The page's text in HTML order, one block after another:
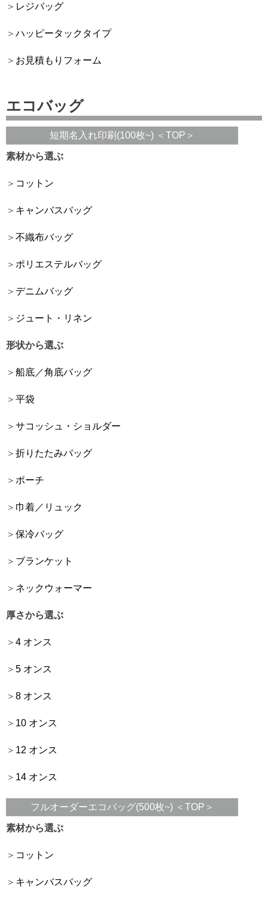
レジバッグ
ハッピータックタイプ
お見積もりフォーム
エコバッグ
短期名入れ印刷(100枚~) ＜TOP＞
素材から選ぶ
コットン
キャンバスバッグ
不織布バッグ
ポリエステルバッグ
デニムバッグ
ジュート・リネン
形状から選ぶ
船底／角底バッグ
平袋
サコッシュ・ショルダー
折りたたみバッグ
ポーチ
巾着／リュック
保冷バッグ
ブランケット
ネックウォーマー
厚さから選ぶ
4 オンス
5 オンス
8 オンス
10 オンス
12 オンス
14 オンス
フルオーダーエコバッグ(500枚~) ＜TOP＞
素材から選ぶ
コットン
キャンバスバッグ